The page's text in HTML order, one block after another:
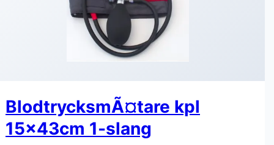
BlodtrycksmÃ¤tare kpl
15x43cm 1-slang